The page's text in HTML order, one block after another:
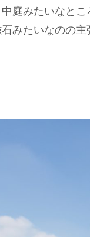
庭みたいなとこ
みたいなのの